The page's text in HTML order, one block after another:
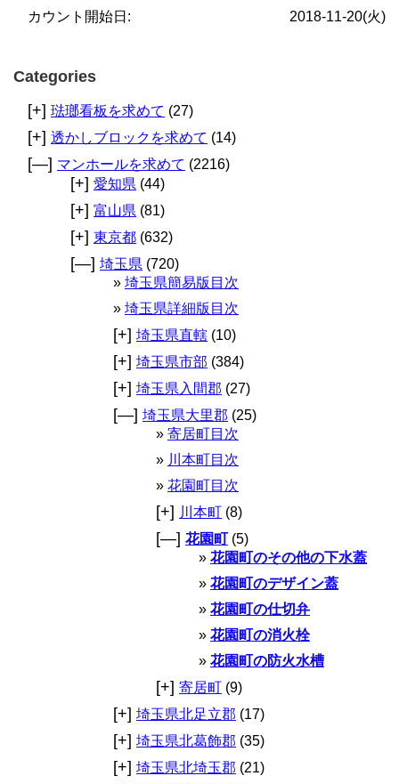
2018-11-20(火)
カウント開始日:
Categories
[+] 琺瑯看板を求めて (27)
[+] 透かしブロックを求めて (14)
[—] マンホールを求めて (2216)
[+] 愛知県 (44)
[+] 富山県 (81)
[+] 東京都 (632)
[—] 埼玉県 (720)
埼玉県簡易版目次
埼玉県詳細版目次
[+] 埼玉県直轄 (10)
[+] 埼玉県市部 (384)
[+] 埼玉県入間郡 (27)
[—] 埼玉県大里郡 (25)
寄居町目次
川本町目次
花園町目次
[+] 川本町 (8)
[—] 花園町(5)
花園町のその他の下水蓋
花園町のデザイン蓋
花園町の仕切弁
花園町の消火栓
花園町の防火水槽
[+] 寄居町 (9)
[+] 埼玉県北足立郡 (17)
[+] 埼玉県北葛飾郡 (35)
[+] 埼玉県北埼玉郡 (21)